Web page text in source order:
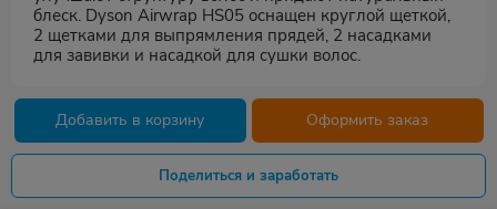
блеск. Dyson Airwrap HS05 оснащен круглой щеткой,
2 щетками для выпрямления прядей, 2 насадками
для завивки и насадкой для сушки волос.
Добавить в корзину Оформить заказ
Поделиться и заработать